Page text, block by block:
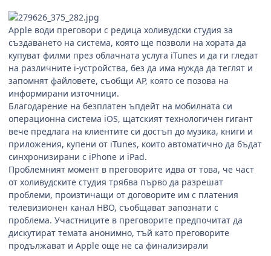
Apple води преговори с редица холивудски студия за
създаването на система, която ще позволи на хората да
купуват филми през облачната услуга iTunes и да ги гледат
на различните i-устройства, без да има нужда да теглят и
запомнят файловете, съобщи AP, която се позова на
информирани източници.
Благодарение на безплатен ъпдейт на мобилната си
операционна система iOS, щатският технологичен гигант
вече предлага на клиентите си достъп до музика, книги и
приложения, купени от iTunes, които автоматично да бъдат
синхронизирани с iPhone и iPad.
Проблемният момент в преговорите идва от това, че част
от холивудските студия трябва първо да разрешат
проблеми, произтичащи от договорите им с платения
телевизионен канал HBO, съобщават запознати с
проблема. Участниците в преговорите предпочитат да
дискутират темата анонимно, тъй като преговорите
продължават и Apple още не са финализирали